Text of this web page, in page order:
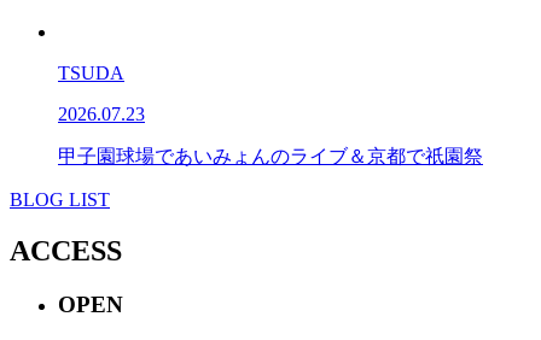
TSUDA
2026.07.23
甲子園球場であいみょんのライブ＆京都で祇園祭
BLOG LIST
ACCESS
OPEN